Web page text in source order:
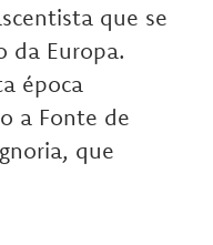
que se
da Europa.
época
a Fonte de
que